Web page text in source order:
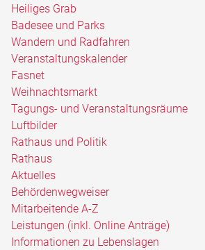
Heiliges Grab
Badesee und Parks
Wandern und Radfahren
Veranstaltungskalender
Fasnet
Weihnachtsmarkt
Tagungs- und Veranstaltungsräume
Luftbilder
Rathaus und Politik
Rathaus
Aktuelles
Behördenwegweiser
Mitarbeitende A-Z
Leistungen (inkl. Online Anträge)
Informationen zu Lebenslagen